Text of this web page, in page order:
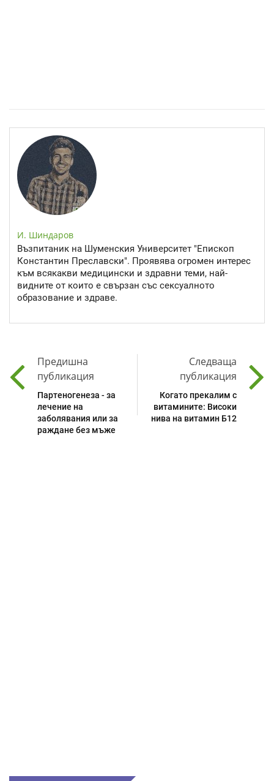
И. Шиндаров
Възпитаник на Шуменския Университет "Епископ
Константин Преславски". Проявява огромен интерес
към всякакви медицински и здравни теми, най-
видните от които е свързан със сексуалното
образование и здраве.
Предишна
публикация
Партеногенеза - за
лечение на
заболявания или за
раждане без мъже
Следваща
публикация
Когато прекалим с
витамините: Високи
нива на витамин Б12